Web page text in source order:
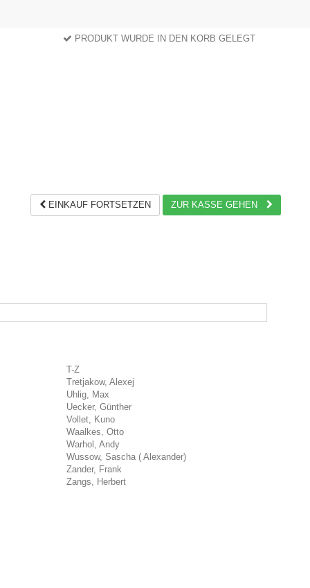
PRODUKT WURDE IN DEN KORB GELEGT
EINKAUF FORTSETZEN
ZUR KASSE GEHEN
T-Z
Tretjakow, Alexej
Uhlig, Max
Uecker, Günther
Vollet, Kuno
Waalkes, Otto
Warhol, Andy
Wussow, Sascha ( Alexander)
Zander, Frank
Zangs, Herbert